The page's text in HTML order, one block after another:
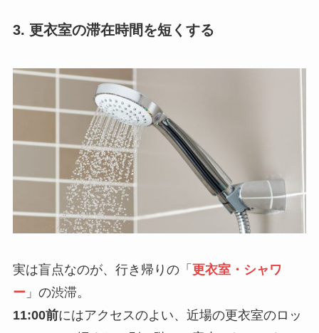
3. 更衣室の滞在時間を短くする
実は盲点なのが、行き帰りの「 更衣室・シャワ
ー 」の渋滞。
11:00前にはアクセスのよい、近場の更衣室のロッ